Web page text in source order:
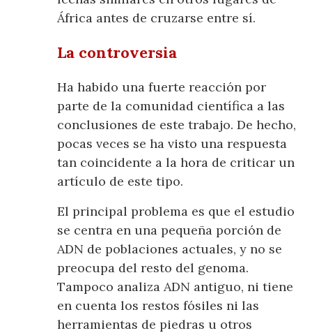
África antes de cruzarse entre sí.
La controversia
Ha habido una fuerte reacción por
parte de la comunidad científica a las
conclusiones de este trabajo. De hecho,
pocas veces se ha visto una respuesta
tan coincidente a la hora de criticar un
artículo de este tipo.
El principal problema es que el estudio
se centra en una pequeña porción de
ADN de poblaciones actuales, y no se
preocupa del resto del genoma.
Tampoco analiza ADN antiguo, ni tiene
en cuenta los restos fósiles ni las
herramientas de piedras u otros